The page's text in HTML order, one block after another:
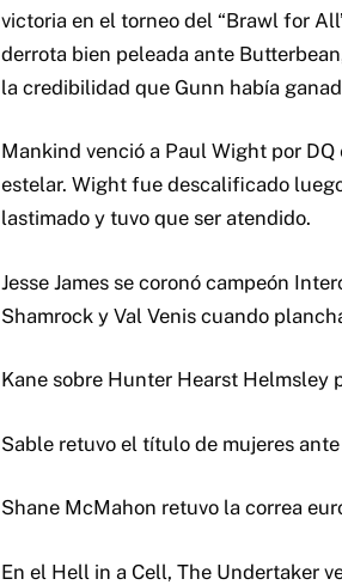
victoria en el torneo del “Brawl for
derrota bien peleada ante
la credibilidad que Gunn había
Mankind venció a Paul Wight por
estelar. Wight fue descalificado
lastimado y tuvo que ser atendido.
Jesse James se coronó campeón
Shamrock y Val Venis cuando
Kane sobre Hunter Hearst Helmsley
Sable retuvo el título de mujeres ante
Shane McMahon retuvo la correa
En el Hell in a Cell, The Undertaker